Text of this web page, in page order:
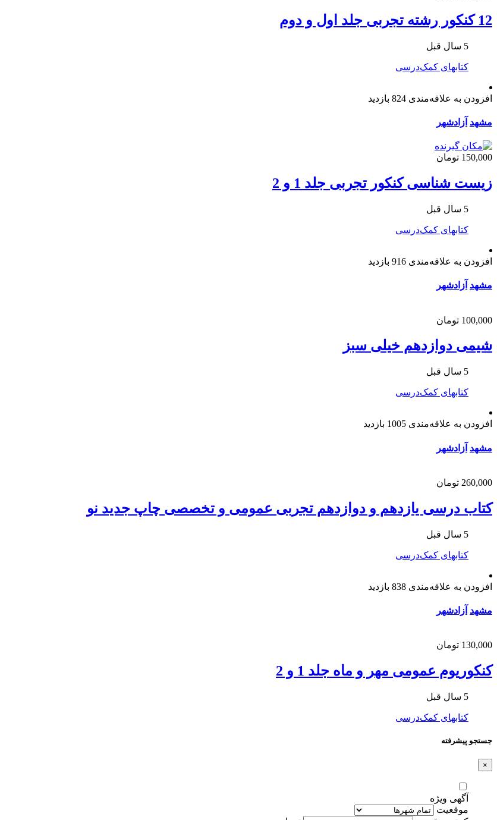
12 کنکور رشته تجربی جلد اول و دوم
5 سال قبل
کتابهای کمک‌درسی
افزودن به علاقه‌مندی 824 بازدید
مشهد آزادشهر
150,000 تومان
زیست شناسی کنکور تجربی جلد 1 و 2
5 سال قبل
کتابهای کمک‌درسی
افزودن به علاقه‌مندی 916 بازدید
مشهد آزادشهر
100,000 تومان
شیمی دوازدهم خیلی سبز
5 سال قبل
کتابهای کمک‌درسی
افزودن به علاقه‌مندی 1005 بازدید
مشهد آزادشهر
260,000 تومان
کتاب درسی یازدهم و دوازدهم تجربی عمومی و تخصصی چاپ جدید نو
5 سال قبل
کتابهای کمک‌درسی
افزودن به علاقه‌مندی 838 بازدید
مشهد آزادشهر
130,000 تومان
کنکوریوم عمومی مهر و ماه جلد 1 و 2
5 سال قبل
کتابهای کمک‌درسی
جستجو پیشرفته
×
آگهی ویژه
موقعیت